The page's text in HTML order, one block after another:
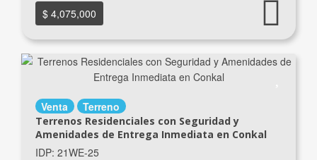
$ 4,075,000
Venta Terreno
Terrenos Residenciales con Seguridad y
Amenidades de Entrega Inmediata en Conkal
IDP: 21WE-25